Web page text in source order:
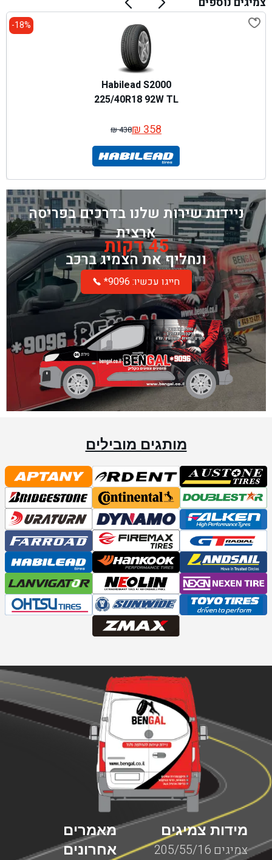
18%-
Habilead S2000
225/40R18 92W TL
₪438
המחיר
המקורי
היה:
₪ 438.
₪358 המחיר
הנוכחי
הוא:
₪ 358.
ניידות שירות שלנו בדרכים בפריסה
ארצית
45 דקות
ונחליף את הצמיג ברכב
*חייגו עכשיו: 9096
מותגים מובילים
מאמרים
אחרונים
מידות צמיגים
צמיגים 205/55/16